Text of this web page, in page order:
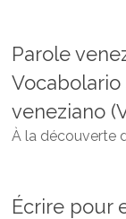
Parole
veneziano
À la découverte
Écrire pour